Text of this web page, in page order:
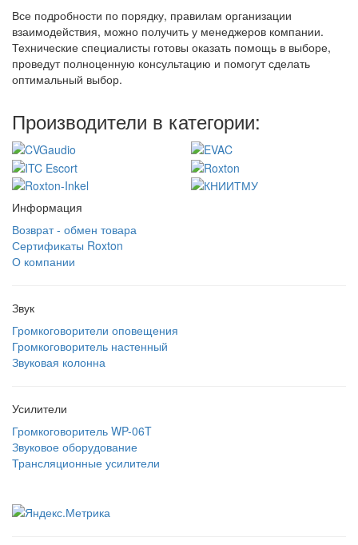
Все подробности по порядку, правилам организации
взаимодействия, можно получить у менеджеров компании.
Технические специалисты готовы оказать помощь в выборе,
проведут полноценную консультацию и помогут сделать
оптимальный выбор.
Производители в категории:
Информация
Возврат - обмен товара
Сертификаты Roxton
О компании
Звук
Громкоговорители оповещения
Громкоговоритель настенный
Звуковая колонна
Усилители
Громкоговоритель WP-06T
Звуковое оборудование
Трансляционные усилители